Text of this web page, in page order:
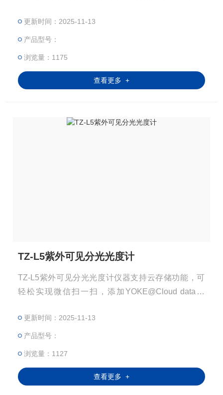
药品分析、食品检验、医药卫生、环境保护、生命科
学等各个领域的科研、生产中。
更新时间：2025-11-13
产品型号：
浏览量：1175
查看更多 +
TZ-L5紫外可见分光光度计
TZ-L5紫外可见分光光度计仪器支持云存储功能，可
轻松实现微信扫一扫，添加YOKE@Cloud data程
更新时间：2025-11-13
产品型号：
浏览量：1127
查看更多 +